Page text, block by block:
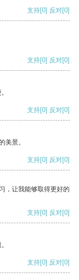
支持[0] 反对[0]
支持[0] 反对[0]
支持[0] 反对[0]
美景。
支持[0] 反对[0]
，让我能够取得更好的
支持[0] 反对[0]
支持[0] 反对[0]